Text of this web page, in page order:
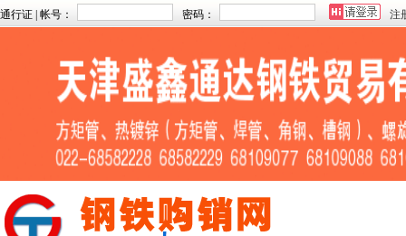
通行证 | 帐号： 密码： 注